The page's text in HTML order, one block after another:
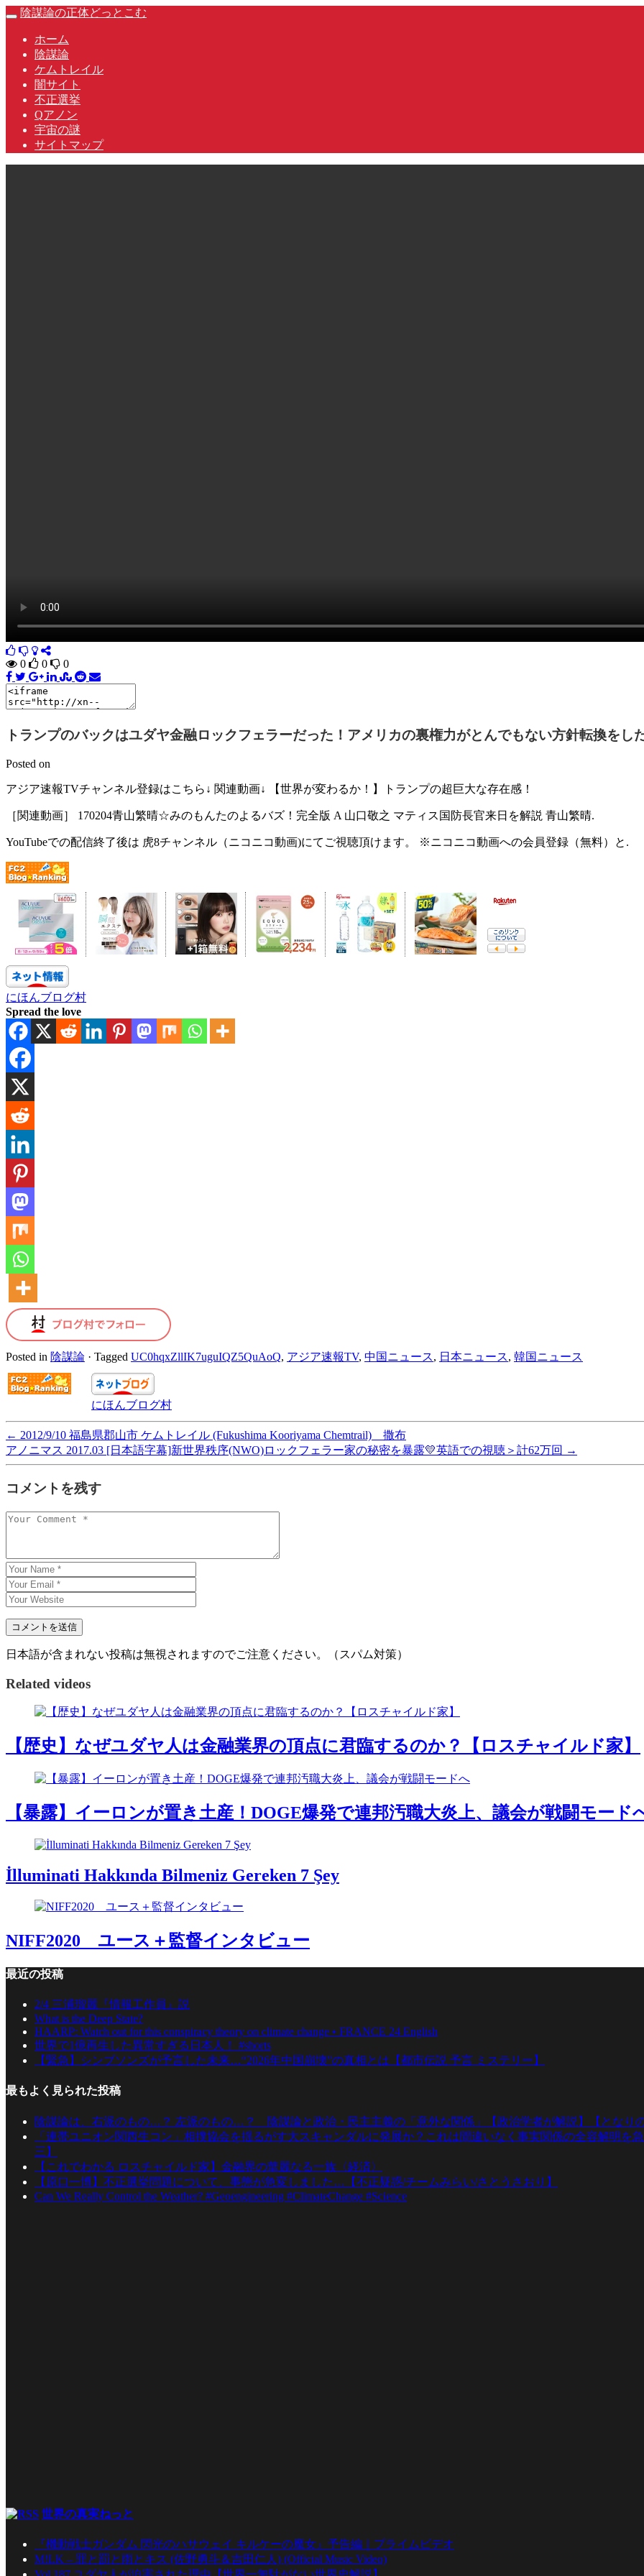
Skip
content
Toggle
陰謀論の正体どっとこむ
ホーム
陰謀論
ケムトレイル
闇サイト
不正選挙
Qアノン
宇宙の謎
サイトマップ
0 0 0
トランプのバックはユダヤ金融ロックフェラーだった！アメリカの裏権力がとんでもない方針転換をし
Posted on
アジア速報TVチャンネル登録はこちら↓ 関連動画↓ 【世界が変わるか！】トランプの超巨大な存在感！
［関連動画］ 170204青山繁晴☆みのもんたのよるバズ！完全版 A 山口敬之 マティス国防長官来日を解説 青山繁晴.
YouTubeでの配信終了後は 虎8チャンネル（ニコニコ動画)にてご視聴頂けます。 ※ニコニコ動画への会員登録（無料）と.
にほんブログ村
Spread the love
Posted in 陰謀論 · Tagged UC0hqxZllIK7uguIQZ5QuAoQ, アジア速報TV, 中国ニュース, 日本ニュース, 韓国ニュース
にほんブログ村
← 2012/9/10 福島県郡山市 ケムトレイル (Fukushima Kooriyama Chemtrail) 撒布
アノニマス 2017.03 [日本語字幕]新世界秩序(NWO)ロックフェラー家の秘密を暴露💛英語での視聴＞計62万回 →
コメントを残す
日本語が含まれない投稿は無視されますのでご注意ください。（スパム対策）
Related videos
【歴史】なぜユダヤ人は金融業界の頂点に君臨するのか？【ロスチャイルド家】
【暴露】イーロンが置き土産！DOGE爆発で連邦汚職大炎上、議会が戦闘モード
İlluminati Hakkında Bilmeniz Gereken 7 Şey
NIFF2020 ユース＋監督インタビュー
最近の投稿
2/4 三浦瑠麗『情報工作員』説
What is the Deep State?
HAARP: Watch out for this conspiracy theory on climate change • FRANCE 24 English
世界で1億再生した異常すぎる日本人！ #shorts
【緊急】シンプソンズが予言した未来…“2026年中国崩壊”の真相とは【都市伝説 予言 ミステリー】
最もよく見られた投稿
陰謀論は、右派のもの…？ 左派のもの…？ 陰謀論と政治・民主主義の「意外な関係」【政治学者が解説】【となりの
「連帯ユニオン関西生コン」相撲協会を揺るがす大スキャンダルに発展か？これは間違いなく事実関係の全容解明
三】
【これでわかる ロスチャイルド家】金融界の華麗なる一族〈経済〉
【原口一博】不正選挙問題について、事態が急変しました…【不正疑惑/チームみらい/さとうさおり】
Can We Really Control the Weather? #Geoengineering #ClimateChange #Science
世界の真実ねっと
『機動戦士ガンダム 閃光のハサウェイ キルケーの魔女』予告編｜プライムビデオ
M!LK – 罪と罰と雨とキス (佐野勇斗＆吉田仁人) (Official Music Video)